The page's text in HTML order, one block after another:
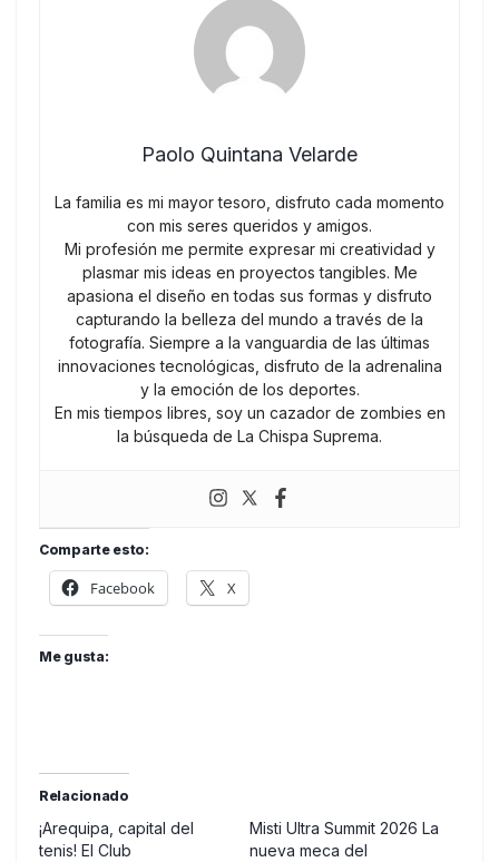
Paolo Quintana Velarde
La familia es mi mayor tesoro, disfruto cada momento
con mis seres queridos y amigos.
Mi profesión me permite expresar mi creatividad y
plasmar mis ideas en proyectos tangibles. Me
apasiona el diseño en todas sus formas y disfruto
capturando la belleza del mundo a través de la
fotografía. Siempre a la vanguardia de las últimas
innovaciones tecnológicas, disfruto de la adrenalina
y la emoción de los deportes.
En mis tiempos libres, soy un cazador de zombies en
la búsqueda de La Chispa Suprema.
Comparte esto:
Facebook X
Me gusta:
Relacionado
¡Arequipa, capital del
tenis! El Club
Misti Ultra Summit 2026 La
nueva meca del